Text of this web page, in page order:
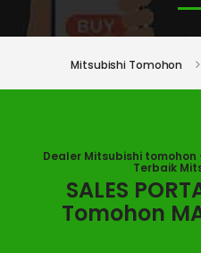
Mitsubishi Tomohon
Dealer Mitsubishi
Terbaik
SALES
Tomohon